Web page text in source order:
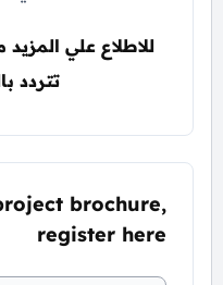
للاطلاع علي
تتردد
brochure,
register here